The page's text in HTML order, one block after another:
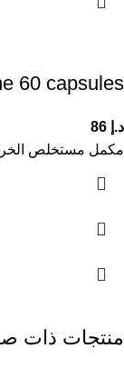
60 capsules
د.إ
مكمل مستخلص
منتجات ذات